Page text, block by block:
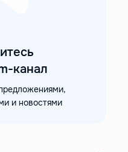
канал
и новостями